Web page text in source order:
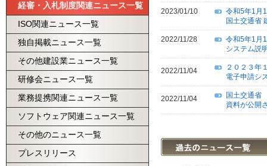
2023/01/10
令和5年1月
国土交通省
2022/11/28
令和5年1月
システム説
2022/11/04
２０２３年
電子申請シ
2022/11/04
国土交通省
資料が公開
経審・入札制度関連ニュース一覧
ISO関連ニュース一覧
独自掲載ニュース一覧
その他建設業ニュース一覧
研修会ニュース一覧
業務提携関連ニュース一覧
ソフトウェア関連ニュース一覧
その他のニュース一覧
プレスリリース